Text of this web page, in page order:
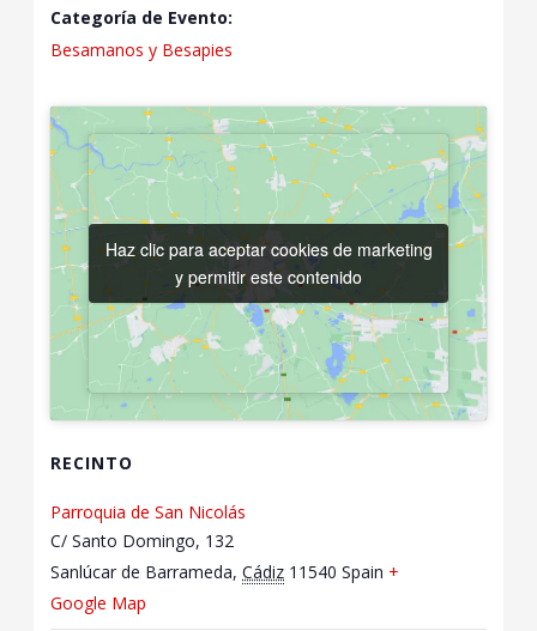
Categoría de Evento:
Besamanos y Besapies
RECINTO
Parroquia de San Nicolás
C/ Santo Domingo, 132
Sanlúcar de Barrameda, Cádiz 11540 Spain +
Google Map
Haz clic para aceptar cookies de marketing
y permitir este contenido
Haz clic para aceptar cookies de marketing
y permitir este contenido